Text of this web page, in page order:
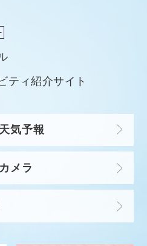
ティ紹介サイト
気予報
メラ